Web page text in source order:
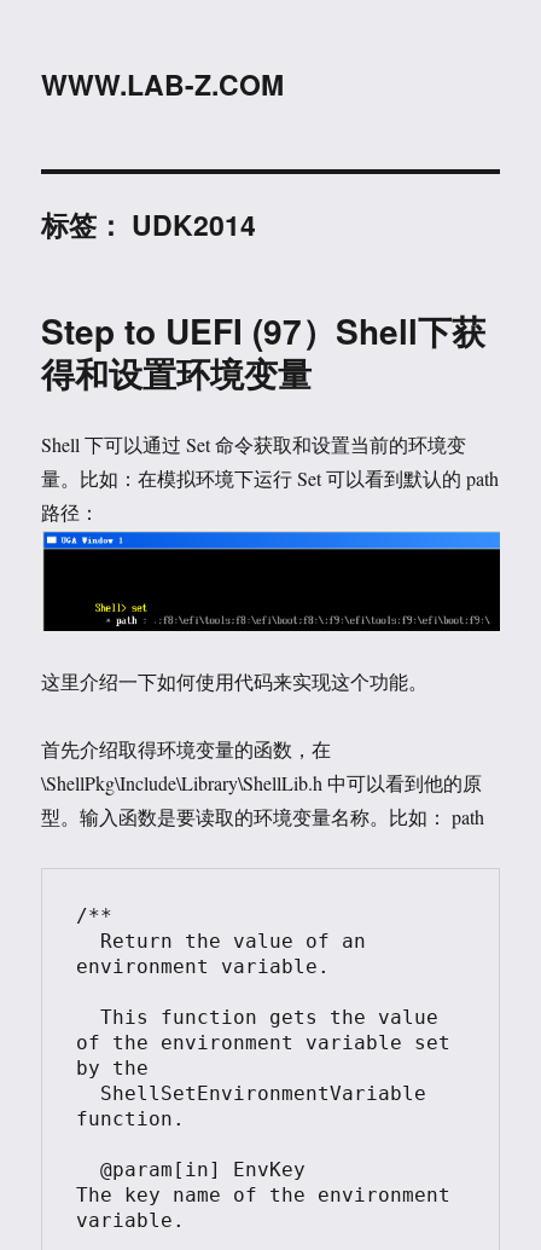
WWW.LAB-Z.COM
标签： UDK2014
Step to UEFI (97）Shell下获
得和设置环境变量
Shell 下可以通过 Set 命令获取和设置当前的环境变
量。比如：在模拟环境下运行 Set 可以看到默认的 path
路径：
这里介绍一下如何使用代码来实现这个功能。
首先介绍取得环境变量的函数，在
\ShellPkg\Include\Library\ShellLib.h 中可以看到他的原
型。输入函数是要读取的环境变量名称。比如： path
/**
environment variable.
  This function gets the value
of the environment variable set
by the
function.
  @param[in] EnvKey
The key name of the environment
variable.